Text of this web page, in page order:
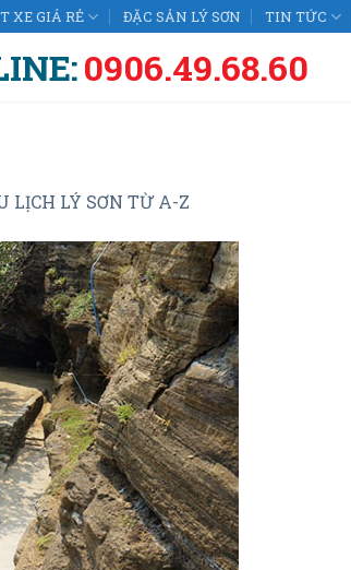
XE GIÁ RẺ ĐẶC SẢN LÝ SƠN TIN TỨC
0906.49.68.60
LỊCH LÝ SƠN TỪ A-Z